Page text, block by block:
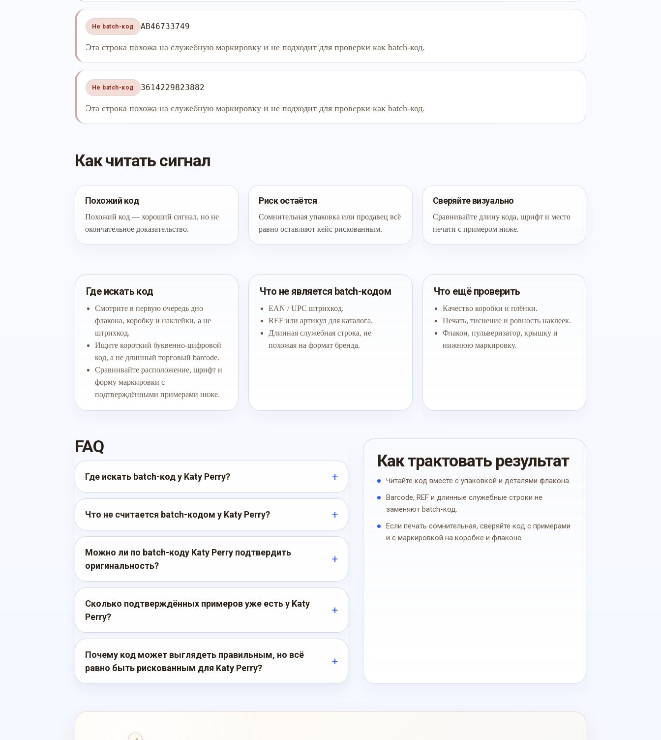
Не batch-код AB46733749
Эта строка похожа на служебную маркировку и не подходит для проверки как batch-код.
Не batch-код 3614229823882
Эта строка похожа на служебную маркировку и не подходит для проверки как batch-код.
Как читать сигнал
Похожий код
Похожий код — хороший сигнал, но не
окончательное доказательство.
Риск остаётся
Сомнительная упаковка или продавец всё
равно оставляют кейс рискованным.
Сверяйте визуально
Сравнивайте длину кода, шрифт и место
печати с примером ниже.
Где искать код
Смотрите в первую очередь дно
флакона, коробку и наклейки, а не
штрихкод.
Ищите короткий буквенно-цифровой
код, а не длинный торговый barcode.
Сравнивайте расположение, шрифт и
форму маркировки с
подтверждёнными примерами ниже.
Что не является batch-кодом
EAN / UPC штрихкод.
REF или артикул для каталога.
Длинная служебная строка, не
похожая на формат бренда.
Что ещё проверить
Качество коробки и плёнки.
Печать, тиснение и ровность наклеек.
Флакон, пульверизатор, крышку и
нижнюю маркировку.
FAQ
Где искать batch-код у Katy Perry?
Что не считается batch-кодом у Katy Perry?
Можно ли по batch-коду Katy Perry подтвердить
оригинальность?
Сколько подтверждённых примеров уже есть у Katy
Perry?
Почему код может выглядеть правильным, но всё
равно быть рискованным для Katy Perry?
Как трактовать результат
Читайте код вместе с упаковкой и деталями флакона.
Barcode, REF и длинные служебные строки не
заменяют batch-код.
Если печать сомнительная, сверяйте код с примерами
и с маркировкой на коробке и флаконе.